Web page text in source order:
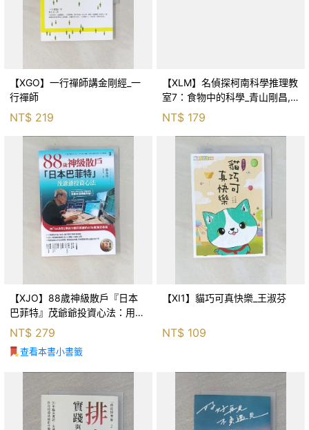
【XGO】一行禪師講金剛經_一
行禪師
NT$ 219
【XLM】名偵探柯南科學推理教
室7：食物中的科學_青山剛昌,
NT$ 179
【XJO】88歲神級散戶『日本
巴菲特』茂爺爺投資心法：用
「126法則」滾出18億円資產的
69年股海交易術_藤本茂, 賴惠
鈴
NT$ 279
查看本書小書籤
【XI1】貓巧可真快樂_王淑芬
NT$ 109